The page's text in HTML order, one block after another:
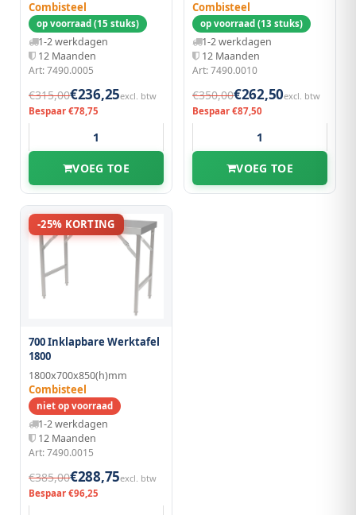
Combisteel
op voorraad (15 stuks)
1-2 werkdagen
12 Maanden
Art: 7490.0005
€315,00€236,25excl. btw
Bespaar €78,75
VOEG TOE
Combisteel
op voorraad (13 stuks)
1-2 werkdagen
12 Maanden
Art: 7490.0010
€350,00€262,50excl. btw
Bespaar €87,50
VOEG TOE
-25% KORTING
700 Inklapbare Werktafel
1800
1800x700x850(h)mm
Combisteel
niet op voorraad
1-2 werkdagen
12 Maanden
Art: 7490.0015
€385,00€288,75excl. btw
Bespaar €96,25